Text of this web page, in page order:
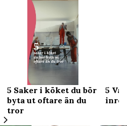
5 Saker i köket du bör
byta ut oftare än du
tror
5